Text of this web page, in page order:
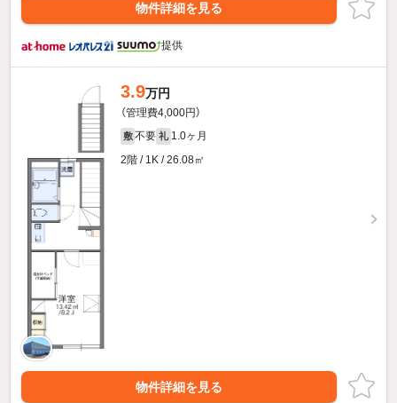
物件詳細を見る
提供
3.9万円
（管理費4,000円）
敷 不要 礼 1.0ヶ月
2階 / 1K / 26.08㎡
物件詳細を見る